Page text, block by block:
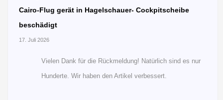
Cairo-Flug gerät in Hagelschauer- Cockpitscheibe
beschädigt
17. Juli 2026
Vielen Dank für die Rückmeldung! Natürlich sind es nur
Hunderte. Wir haben den Artikel verbessert.